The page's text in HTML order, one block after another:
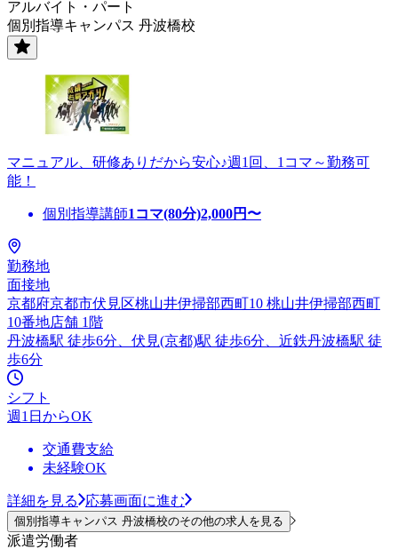
アルバイト・パート
個別指導キャンパス 丹波橋校
マニュアル、研修ありだから安心♪週1回、1コマ～勤務可
能！
個別指導講師1コマ(80分)2,000円〜
勤務地
面接地
京都府京都市伏見区桃山井伊掃部西町10 桃山井伊掃部西町
10番地店舗 1階
丹波橋駅 徒歩6分、伏見(京都)駅 徒歩6分、近鉄丹波橋駅 徒
歩6分
シフト
週1日からOK
交通費支給
未経験OK
詳細を見る 応募画面に進む
個別指導キャンパス 丹波橋校のその他の求人を見る
派遣労働者